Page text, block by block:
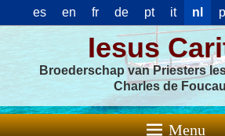
es en fr de pt it nl pl
Iesus
Broederschap van Priesters
Charles de
Menu